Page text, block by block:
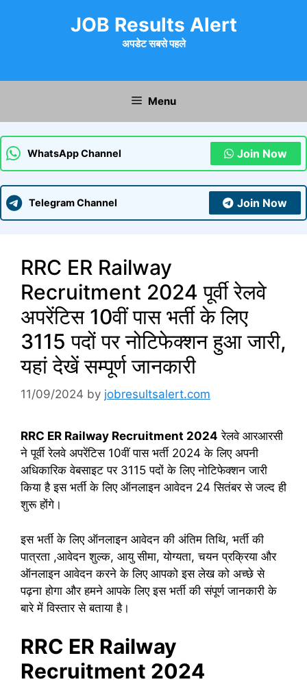
JOB Results Alert
अपडेट सबसे पहले
Menu
WhatsApp Channel Join Now
Telegram Channel Join Now
RRC ER Railway
Recruitment 2024 पूर्वी रेलवे
अपरेंटिस 10वीं पास भर्ती के लिए
3115 पदों पर नोटिफेक्शन हुआ जारी,
यहां देखें सम्पूर्ण जानकारी
11/09/2024 by jobresultsalert.com
RRC ER Railway Recruitment 2024 रेलवे आरआरसी
ने पूर्वी रेलवे अपरेंटिस 10वीं पास भर्ती 2024 के लिए अपनी
अधिकारिक वेबसाइट पर 3115 पदों के लिए नोटिफेक्शन जारी
किया है इस भर्ती के लिए ऑनलाइन आवेदन 24 सितंबर से जल्द ही
शुरू होंगे।
इस भर्ती के लिए ऑनलाइन आवेदन की अंतिम तिथि, भर्ती की
पात्रता ,आवेदन शुल्क, आयु सीमा, योग्यता, चयन प्रक्रिया और
ऑनलाइन आवेदन करने के लिए आपको इस लेख को अच्छे से
पढ़ना होगा और हमने आपके लिए इस भर्ती की संपूर्ण जानकारी के
बारे में विस्तार से बताया है।
RRC ER Railway
Recruitment 2024